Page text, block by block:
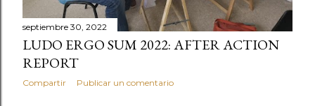
septiembre 30, 2022
LUDO ERGO SUM 2022: AFTER ACTION
REPORT
Compartir Publicar un comentario